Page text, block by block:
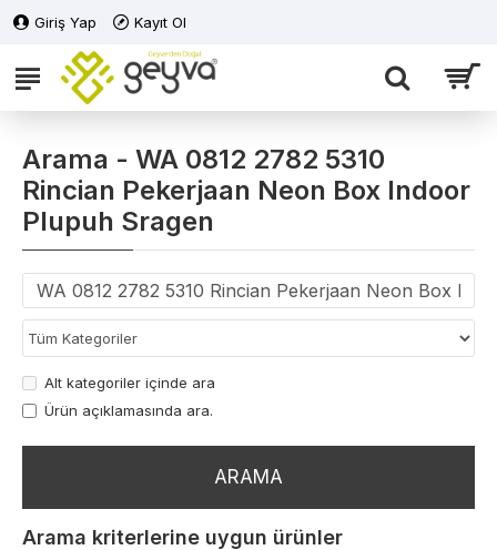
Giriş Yap Kayıt Ol
Arama - WA 0812 2782 5310
Rincian Pekerjaan Neon Box Indoor
Plupuh Sragen
Alt kategoriler içinde ara
Ürün açıklamasında ara.
ARAMA
Arama kriterlerine uygun ürünler